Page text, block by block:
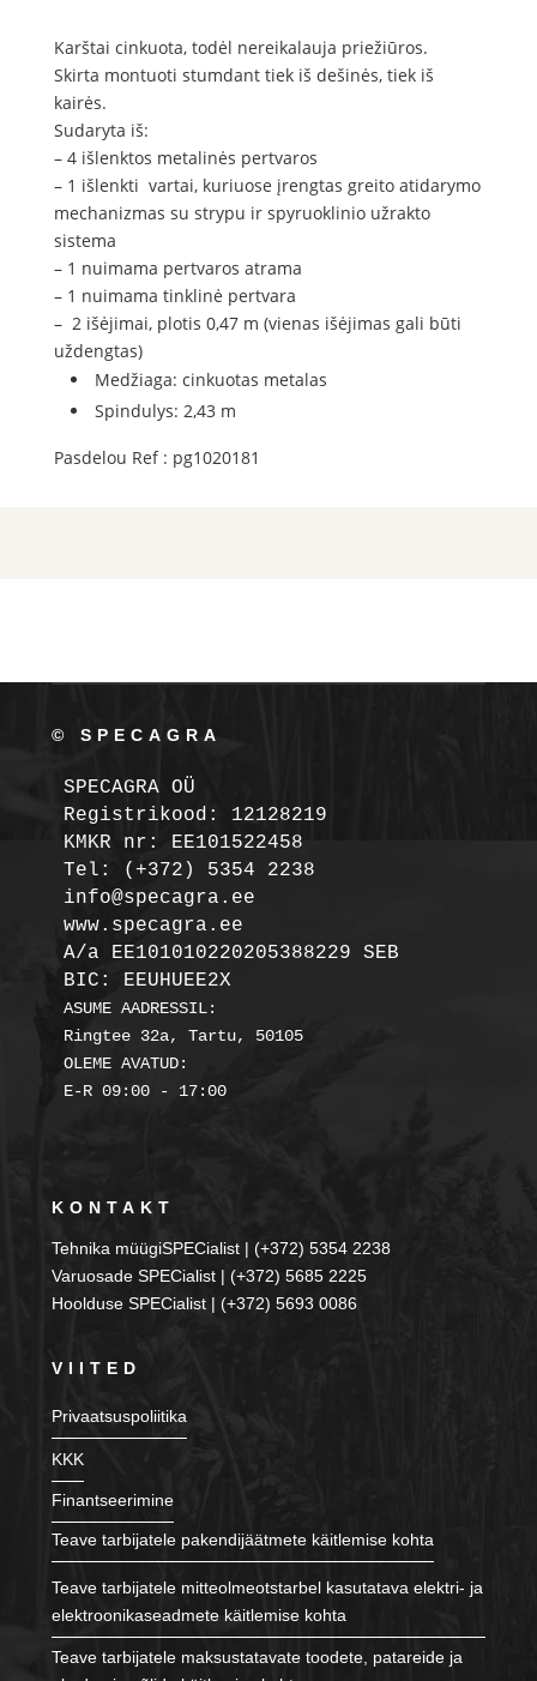
Karštai cinkuota, todėl nereikalauja priežiūros.
Skirta montuoti stumdant tiek iš dešinės, tiek iš
kairės.
Sudaryta iš:
– 4 išlenktos metalinės pertvaros
– 1 išlenkti vartai, kuriuose įrengtas greito atidarymo
mechanizmas su strypu ir spyruoklinio užrakto
sistema
– 1 nuimama pertvaros atrama
– 1 nuimama tinklinė pertvara
– 2 išėjimai, plotis 0,47 m (vienas išėjimas gali būti
uždengtas)
Medžiaga: cinkuotas metalas
Spindulys: 2,43 m
Pasdelou Ref : pg1020181
© SPECAGRA
SPECAGRA OÜ
Registrikood: 12128219
KMKR nr: EE101522458
Tel: (+372) 5354 2238
info@specagra.ee
A/a EE101010220205388229 SEB
BIC: EEUHUEE2X
ASUME AADRESSIL:
Ringtee 32a, Tartu, 50105
OLEME AVATUD:
E-R 09:00 - 17:00
KONTAKT
Tehnika müügiSPECialist | (+372) 5354 2238
Varuosade SPECialist | (+372) 5685 2225
Hoolduse SPECialist | (+372) 5693 0086
VIITED
Privaatsuspoliitika
KKK
Finantseerimine
Teave tarbijatele pakendijäätmete käitlemise kohta
Teave tarbijatele mitteolmeotstarbel kasutatava elektri- ja
elektroonikaseadmete käitlemise kohta
Teave tarbijatele maksustatavate toodete, patareide ja